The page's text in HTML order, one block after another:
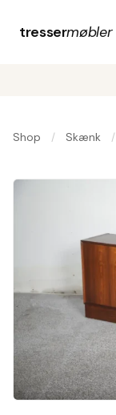
tressermøbler
Shop / Skænk /